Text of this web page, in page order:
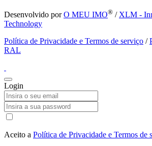
Desenvolvido porO MEU IMO® / XLM -
Technology
Política de Privacidade e Termos de serviço /
RAL
Login
Aceito a Política de Privacidade e Termos de